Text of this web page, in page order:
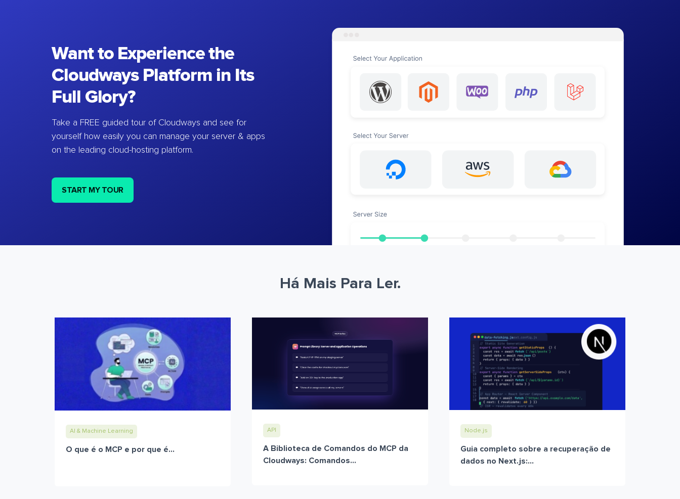
Want to Experience the
Cloudways Platform in Its
Full Glory?
Take a FREE guided tour of Cloudways and see for
yourself how easily you can manage your server & apps
on the leading cloud-hosting platform.
START MY TOUR
Há Mais Para Ler.
AI & Machine Learning
O que é o MCP e por que é...
API
A Biblioteca de Comandos do MCP da
Cloudways: Comandos...
Node.js
Guia completo sobre a recuperação de
dados no Next.js:...